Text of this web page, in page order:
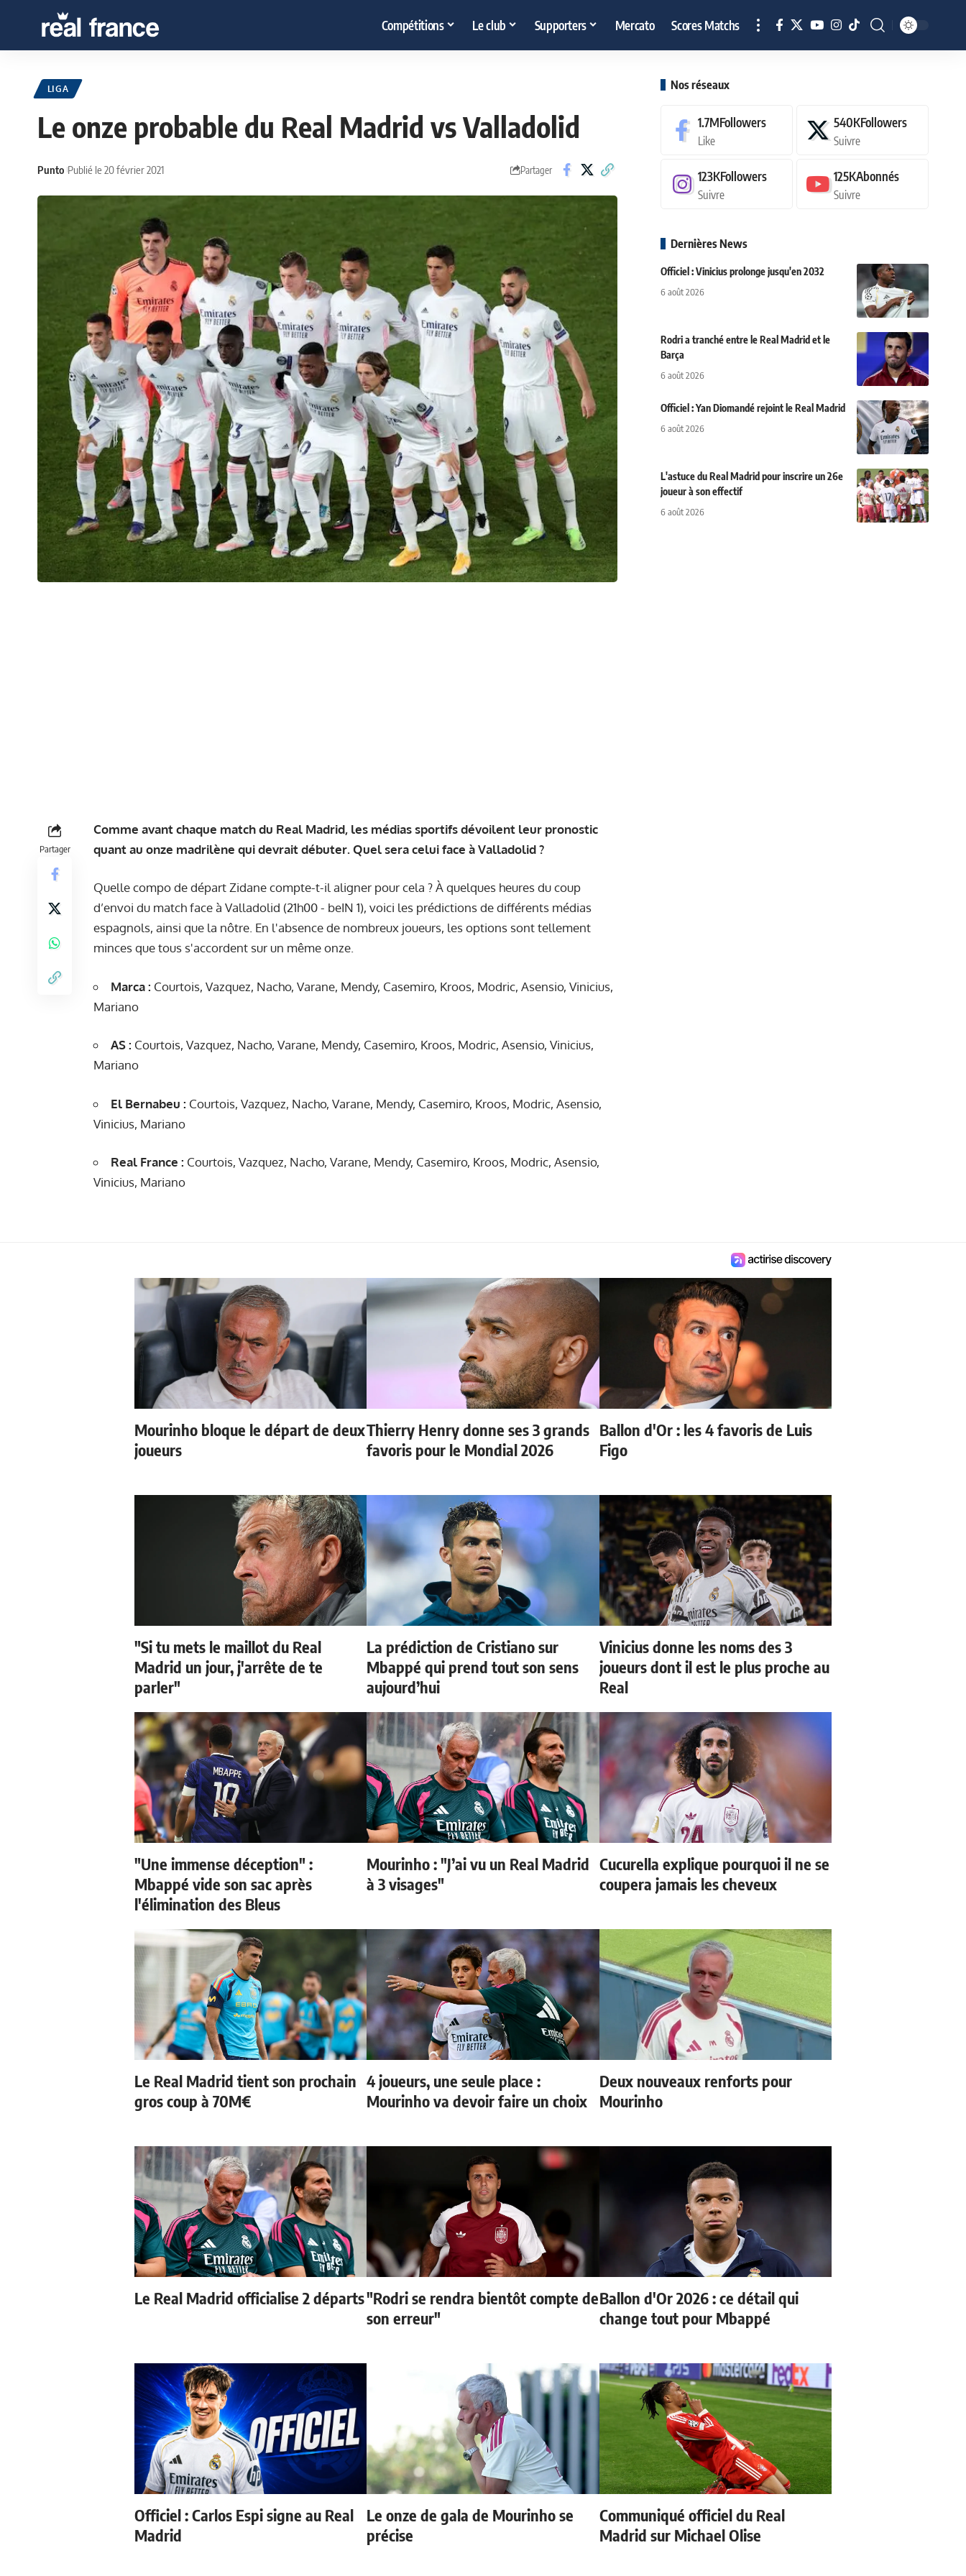
Compétitions Le club Supporters Mercato Scores Matchs
LIGA
Le onze probable du Real Madrid vs Valladolid
Punto Publié le 20 février 2021 Partager
Partager
Comme avant chaque match du Real Madrid, les médias sportifs dévoilent leur pronostic
quant au onze madrilène qui devrait débuter. Quel sera celui face à Valladolid ?
Quelle compo de départ Zidane compte-t-il aligner pour cela ? À quelques heures du coup
d’envoi du match face à Valladolid (21h00 - beIN 1), voici les prédictions de différents médias
espagnols, ainsi que la nôtre. En l'absence de nombreux joueurs, les options sont tellement
minces que tous s'accordent sur un même onze.
Marca : Courtois, Vazquez, Nacho, Varane, Mendy, Casemiro, Kroos, Modric, Asensio, Vinicius,
Mariano
AS : Courtois, Vazquez, Nacho, Varane, Mendy, Casemiro, Kroos, Modric, Asensio, Vinicius,
Mariano
El Bernabeu : Courtois, Vazquez, Nacho, Varane, Mendy, Casemiro, Kroos, Modric, Asensio,
Vinicius, Mariano
Real France : Courtois, Vazquez, Nacho, Varane, Mendy, Casemiro, Kroos, Modric, Asensio,
Vinicius, Mariano
Nos réseaux
1.7MFollowers
Like
540KFollowers
Suivre
123KFollowers
Suivre
125KAbonnés
Suivre
Dernières News
Officiel : Vinicius prolonge jusqu'en 2032
6 août 2026
Rodri a tranché entre le Real Madrid et le
Barça
6 août 2026
Officiel : Yan Diomandé rejoint le Real Madrid
6 août 2026
L'astuce du Real Madrid pour inscrire un 26e
joueur à son effectif
6 août 2026
Mourinho bloque le départ de deux
joueurs
Thierry Henry donne ses 3 grands
favoris pour le Mondial 2026
Ballon d'Or : les 4 favoris de Luis
Figo
"Si tu mets le maillot du Real
Madrid un jour, j'arrête de te
parler"
La prédiction de Cristiano sur
Mbappé qui prend tout son sens
aujourd’hui
Vinicius donne les noms des 3
joueurs dont il est le plus proche au
Real
"Une immense déception" :
Mbappé vide son sac après
l'élimination des Bleus
Mourinho : "J’ai vu un Real Madrid
à 3 visages"
Cucurella explique pourquoi il ne se
coupera jamais les cheveux
Le Real Madrid tient son prochain
gros coup à 70M€
4 joueurs, une seule place :
Mourinho va devoir faire un choix
Deux nouveaux renforts pour
Mourinho
Le Real Madrid officialise 2 départs"Rodri se rendra bientôt compte de
son erreur"
Ballon d'Or 2026 : ce détail qui
change tout pour Mbappé
Officiel : Carlos Espi signe au Real
Madrid
Le onze de gala de Mourinho se
précise
Communiqué officiel du Real
Madrid sur Michael Olise